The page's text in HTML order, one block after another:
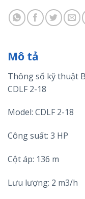
Mô tả
Thông số kỹ thuật
CDLF 2-18
Model: CDLF 2-18
Công suất: 3 HP
Cột áp: 136 m
Lưu lượng: 2 m3/h